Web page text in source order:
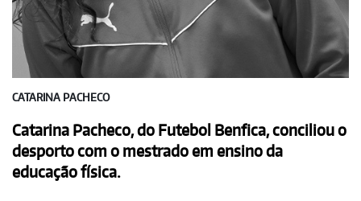
CATARINA PACHECO
Catarina Pacheco, do Futebol Benfica, conciliou o
desporto com o mestrado em ensino da
educação física.